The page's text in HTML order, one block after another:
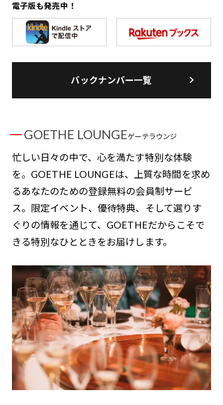
電子版も発売中！
バックナンバー一覧
GOETHE LOUNGEゲーテラウンジ
忙しい日々の中で、心を満たす特別な体験
を。GOETHE LOUNGEは、上質な時間を求め
るあなたのための登録無料の会員制サービ
ス。限定イベント、優待特典、そして選りす
ぐりの情報を通じて、GOETHEだからこそで
きる特別なひとときをお届けします。